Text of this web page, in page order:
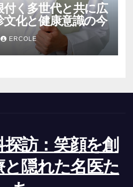
く多世代と共に広
化と健康意識の今
ERCOLE
訪：笑顔を創
隠れた名医た